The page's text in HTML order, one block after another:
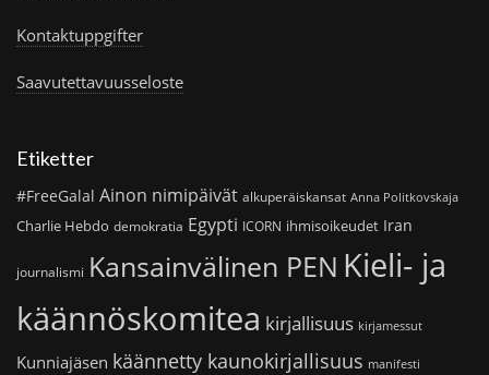
Kontaktuppgifter
Saavutettavuusseloste
Etiketter
#FreeGalal Ainon nimipäivät alkuperäiskansat Anna Politkovskaja
Charlie Hebdo demokratia Egypti ICORN ihmisoikeudet Iran
journalismi Kansainvälinen PEN Kieli- ja
käännöskomitea kirjallisuus kirjamessut
Kunniajäsen käännetty kaunokirjallisuus manifesti